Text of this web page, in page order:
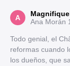
A
Ana Morán
Todo genial, el
reformas cuando
los dueños, que